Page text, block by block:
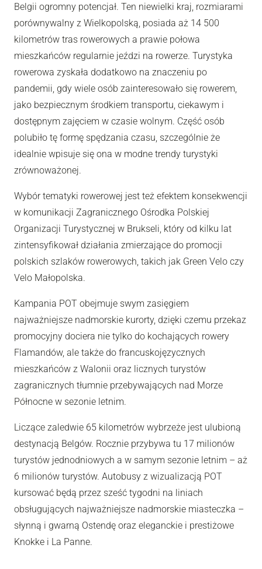
Belgii ogromny potencjał. Ten niewielki kraj, rozmiarami
porównywalny z Wielkopolską, posiada aż 14 500
kilometrów tras rowerowych a prawie połowa
mieszkańców regularnie jeździ na rowerze. Turystyka
rowerowa zyskała dodatkowo na znaczeniu po
pandemii, gdy wiele osób zainteresowało się rowerem,
jako bezpiecznym środkiem transportu, ciekawym i
dostępnym zajęciem w czasie wolnym. Część osób
polubiło tę formę spędzania czasu, szczególnie że
idealnie wpisuje się ona w modne trendy turystyki
zrównoważonej.
Wybór tematyki rowerowej jest też efektem konsekwencji
w komunikacji Zagranicznego Ośrodka Polskiej
Organizacji Turystycznej w Brukseli, który od kilku lat
zintensyfikował działania zmierzające do promocji
polskich szlaków rowerowych, takich jak Green Velo czy
Velo Małopolska.
Kampania POT obejmuje swym zasięgiem
najważniejsze nadmorskie kurorty, dzięki czemu przekaz
promocyjny dociera nie tylko do kochających rowery
Flamandów, ale także do francuskojęzycznych
mieszkańców z Walonii oraz licznych turystów
zagranicznych tłumnie przebywających nad Morze
Północne w sezonie letnim.
Liczące zaledwie 65 kilometrów wybrzeże jest ulubioną
destynacją Belgów. Rocznie przybywa tu 17 milionów
turystów jednodniowych a w samym sezonie letnim – aż
6 milionów turystów. Autobusy z wizualizacją POT
kursować będą przez sześć tygodni na liniach
obsługujących najważniejsze nadmorskie miasteczka –
słynną i gwarną Ostendę oraz eleganckie i prestiżowe
Knokke i La Panne.